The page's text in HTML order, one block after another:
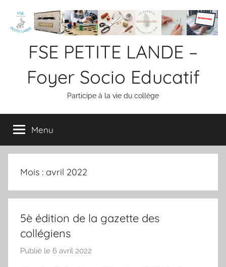
contenu
FSE PETITE LANDE –
Foyer Socio Educatif
Participe à la vie du collège
Menu
Mois : avril 2022
5è édition de la gazette des
collégiens
Publié le 6 avril 2022